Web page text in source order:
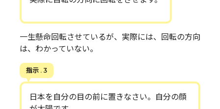
一生懸命回転させているが、実際には、回転の方向
は、わかっていない。
指示 . 3
日本を自分の目の前に置きなさい。自分の顔